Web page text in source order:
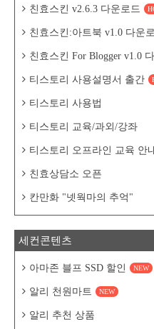
친효스킨 v2.6.3 다운로드
친효스킨:아트북 v1.0 다운
친효스킨 For Blogger v1.0
티스토리 사용설명서 출간
티스토리 사용법
티스토리 교육/과외/강좌
티스토리 오프라인 교육 안
친효상담소 오픈
칸만화 "넷웍마의 추억"
세컨콘텐츠
아마존 블프 SSD 할인 NEW
알리 천원마트 NEW
알리 추천 상품